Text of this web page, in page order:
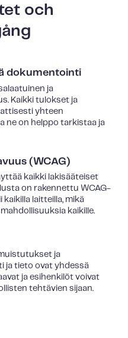
och
dokumentointi
ja
Kaikki tulokset ja
yhteen
ne on helppo tarkistaa ja
(WCAG)
kaikki lakisääteiset
on rakennettu WCAG-
laitteilla, mikä
kaikille.
ja
ja tieto ovat yhdessä
ja esihenkilöt voivat
tehtävien sijaan.